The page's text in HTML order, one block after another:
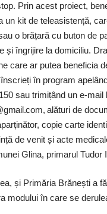
Prin acest proiect,
un kit de teleasistență,
o brățară cu buton de
și îngrijire la domiciliu.
care ar putea beneficia
în program
sau trimițând un e-mail
alături de
copie carte
de venit și acte
Glina, primarul Tudor
și Primăria Brănești a
modului în care se